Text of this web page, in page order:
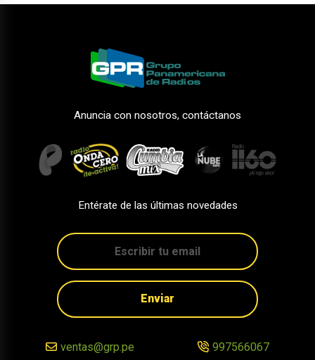
Anuncia con nosotros, contáctanos
Entérate de las últimas novedades
Enviar
ventas@grp.pe 997566067